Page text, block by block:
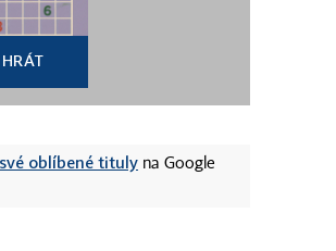
HRÁT
oblíbené tituly na Google